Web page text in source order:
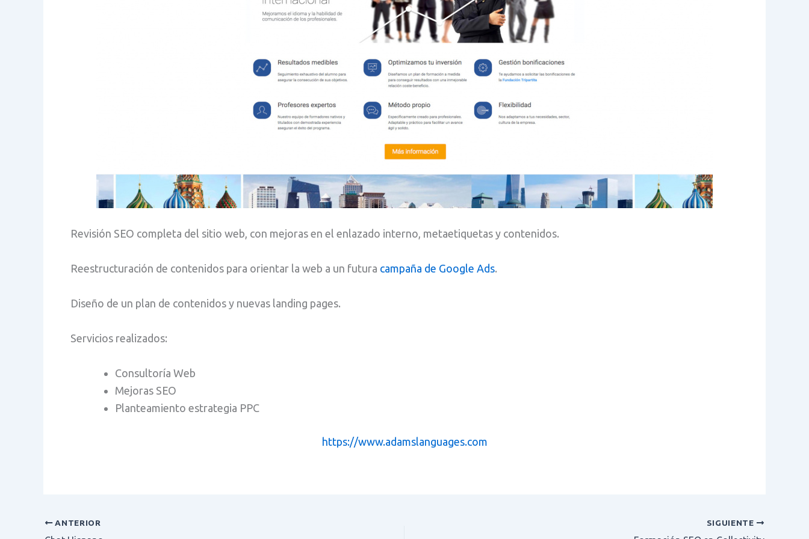
Revisión SEO completa del sitio web, con mejoras en el enlazado interno, metaetiquetas y contenidos.
Reestructuración de contenidos para orientar la web a un futura campaña de Google Ads.
Diseño de un plan de contenidos y nuevas landing pages.
Servicios realizados:
Consultoría Web
Mejoras SEO
Planteamiento estrategia PPC
https://www.adamslanguages.com
ANTERIOR SIGUIENTE